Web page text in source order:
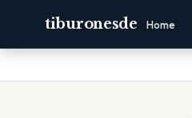
tiburonesde Home